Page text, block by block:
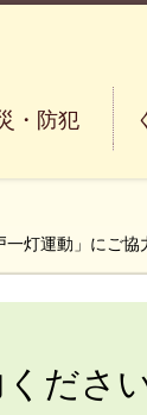
府箕面市 Minoh City
・防犯
一灯運動」にご協
くださ